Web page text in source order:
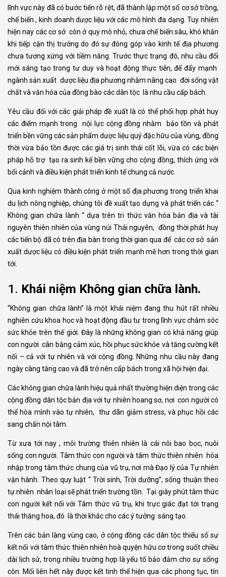
lĩnh vực này đã có bước tiến rõ rệt, đã thành lập một số cơ sở trồng,
chế biến , kinh doanh dược liệu với các mô hình đa dạng. Tuy nhiên
hiện nay các cơ sở còn ở quy mô nhỏ, chưa chế biến sâu, khó khăn
khi tiếp cận thị trưởng do đó sự đóng góp vào kinh tế địa phương
chưa tương xứng với tiềm năng. Trước thực trạng đó, nhu cầu đổi
mới sáng tạo trong tư duy và hoạt động thực tiễn, để đẩy mạnh
ngành sản xuất dược liệu địa phương nhằm nâng cao đời sống vật
chất và văn hóa của đồng bào các dân tộc là nhu cầu cấp bách.
Yêu cầu đối với các giải pháp đề xuất là có thể phối hợp phát huy
các điểm mạnh trong nội lực cộng đồng nhằm bảo tồn và phát
triển bền vững các sản phẩm dược liệu quý đặc hữu của vùng, đồng
thời vừa bảo tồn được các giá trị sinh thái cốt lõi, vừa có các biện
pháp hỗ trợ tạo ra sinh kế bền vững cho cộng đồng, thích ứng với
bối cảnh và điều kiện phát triển kinh tế chung cả nước.
Qua kinh nghiệm thành công ở một số địa phương trong triển khai
du lịch nông nghiệp, chúng tôi đề xuất tạo dựng và phát triển các “
Không gian chữa lành “ dựa trên tri thức văn hóa bản địa và tài
nguyên thiên nhiên của vùng núi Thái nguyên, đồng thời phát huy
các tiến bộ đã có trên địa bàn trong thời gian qua để các cơ sở sản
xuất dược liệu có điều kiện phát triển mạnh mẽ hơn trong thời gian
tới.
1. Khái niệm Không gian chữa lành.
“Không gian chữa lành” là một khái niệm đang thu hút rất nhiều
nghiên cứu khoa học và hoạt động đầu tư trong lĩnh vực chăm sóc
sức khỏe trên thế giới. Đây là những không gian có khả năng giúp
con người cân bằng cảm xúc, hồi phục sức khỏe và tăng cường kết
nối – cả với tự nhiên và với cộng đồng. Những nhu cầu này đang
ngày càng tăng cao và đã trở nên cấp bách trong xã hội hiện đại.
Các không gian chữa lành hiệu quả nhất thường hiện diện trong các
cộng đồng dân tộc bản địa với tự nhiên hoang sơ, nơi con người có
thể hòa mình vào tự nhiên, thư dãn giảm stress, và phục hồi các
sang chấn nội tâm.
Từ xưa tới nay , môi trường thiên nhiên là cái nôi bao bọc, nuôi
sống con người. Tâm thức con người và tâm thức thiên nhiên hòa
nhập trong tâm thức chung của vũ trụ, nơi mà Đạo lý của Tự nhiên
vận hành. Theo quy luật “ Trời sinh, Trời dưỡng”, sống thuận theo
tự nhiên nhân loại sẽ phát triển trường tồn. Tại giây phút tâm thức
con người kết nối với Tâm thức vũ trụ, khi trực giác đạt tới trạng
thái thăng hoa, đó là thời khắc cho các ý tưởng sáng tạo.
Trên các bản làng vùng cao, ở cộng đồng các dân tộc thiểu số sự
kết nối với tâm thức thiên nhiên hoà quyện hữu cơ trong suốt chiều
dài lịch sử, trong nhiều trường hợp là yếu tố bảo đảm cho sự sống
còn. Mối liên hết này được kết tinh thể hiện qua các phong tục, tín